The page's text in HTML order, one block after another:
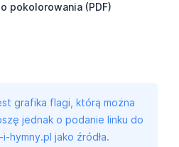
pokolorowania (PDF)
grafika flagi, którą można
jednak o podanie linku do
hymny.pl jako źródła.